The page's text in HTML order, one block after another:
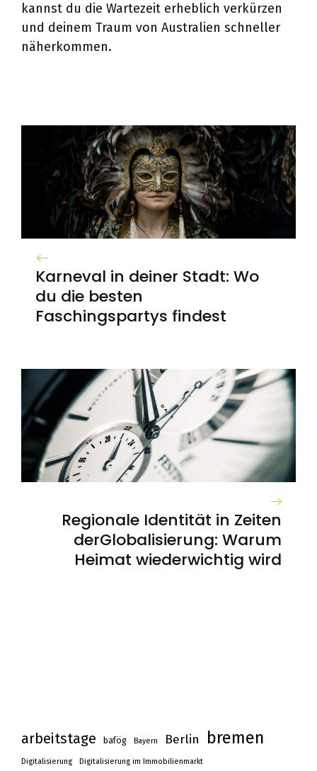
kannst du die Wartezeit erheblich verkürzen
und deinem Traum von Australien schneller
näherkommen.
Karneval in deiner Stadt: Wo
du die besten
Faschingspartys findest
Regionale Identität in Zeiten
derGlobalisierung: Warum
Heimat wiederwichtig wird
arbeitstage bafög Bayern Berlin bremen
Digitalisierung Digitalisierung im Immobilienmarkt